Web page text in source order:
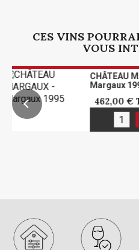
CES VINS
VOUS
CHÂTEAU MARGAUX -
Margaux 1995
462,00 € TTC ( 385,00 €
1en stock AJOUTER AU